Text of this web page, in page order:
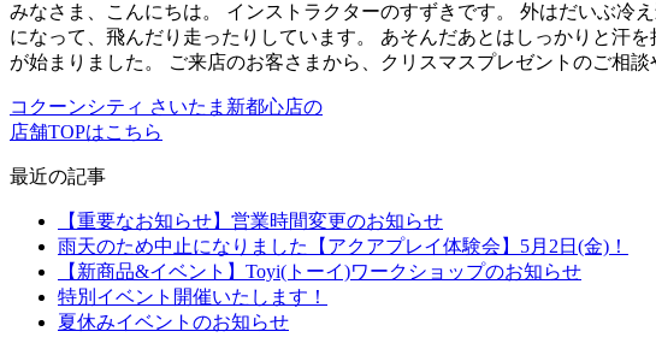
みなさま、こんにちは。 インストラクターのすずきです。 外はだいぶ冷
になって、飛んだり走ったりしています。 あそんだあとはしっかりと汗
が始まりました。 ご来店のお客さまから、クリスマスプレゼントのご相
コクーンシティ さいたま新都心店の
店舗TOPはこちら
最近の記事
【重要なお知らせ】営業時間変更のお知らせ
雨天のため中止になりました【アクアプレイ体験会】5月2日(金)！
【新商品&イベント】Toyi(トーイ)ワークショップのお知らせ
特別イベント開催いたします！
夏休みイベントのお知らせ